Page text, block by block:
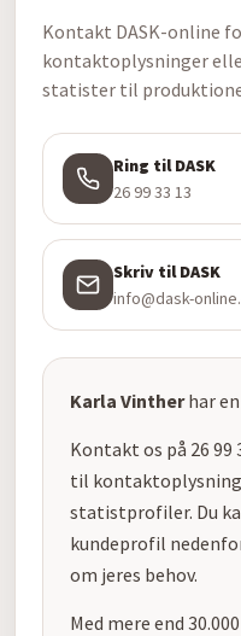
Kontakt DASK-online
kontaktoplysninger
statister til
Ring til DASK
26 99 33 13
Skriv til DASK
info@dask-
Karla Vintherhar
Kontakt os på 26 99
til
statistprofiler. Du
kundeprofil
om jeres behov.
Med mere end